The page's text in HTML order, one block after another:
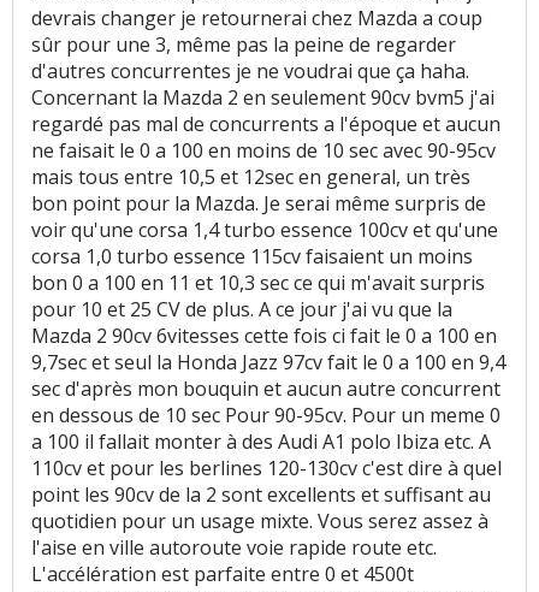
devrais changer je retournerai chez Mazda a coup
sûr pour une 3, même pas la peine de regarder
d'autres concurrentes je ne voudrai que ça haha.
Concernant la Mazda 2 en seulement 90cv bvm5 j'ai
regardé pas mal de concurrents a l'époque et aucun
ne faisait le 0 a 100 en moins de 10 sec avec 90-95cv
mais tous entre 10,5 et 12sec en general, un très
bon point pour la Mazda. Je serai même surpris de
voir qu'une corsa 1,4 turbo essence 100cv et qu'une
corsa 1,0 turbo essence 115cv faisaient un moins
bon 0 a 100 en 11 et 10,3 sec ce qui m'avait surpris
pour 10 et 25 CV de plus. A ce jour j'ai vu que la
Mazda 2 90cv 6vitesses cette fois ci fait le 0 a 100 en
9,7sec et seul la Honda Jazz 97cv fait le 0 a 100 en 9,4
sec d'après mon bouquin et aucun autre concurrent
en dessous de 10 sec Pour 90-95cv. Pour un meme 0
a 100 il fallait monter à des Audi A1 polo Ibiza etc. A
110cv et pour les berlines 120-130cv c'est dire à quel
point les 90cv de la 2 sont excellents et suffisant au
quotidien pour un usage mixte. Vous serez assez à
l'aise en ville autoroute voie rapide route etc.
L'accélération est parfaite entre 0 et 4500t